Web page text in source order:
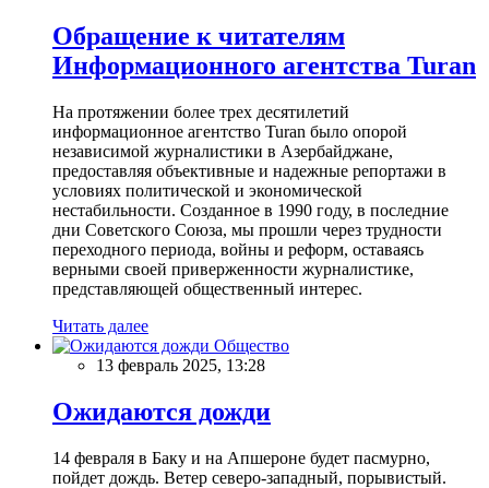
Обращение к читателям
Информационного агентства Turan
На протяжении более трех десятилетий
информационное агентство Turan было опорой
независимой журналистики в Азербайджане,
предоставляя объективные и надежные репортажи в
условиях политической и экономической
нестабильности. Созданное в 1990 году, в последние
дни Советского Союза, мы прошли через трудности
переходного периода, войны и реформ, оставаясь
верными своей приверженности журналистике,
представляющей общественный интерес.
Читать далее
Общество
13 февраль 2025, 13:28
Ожидаются дожди
14 февраля в Баку и на Апшероне будет пасмурно,
пойдет дождь. Ветер северо-западный, порывистый.